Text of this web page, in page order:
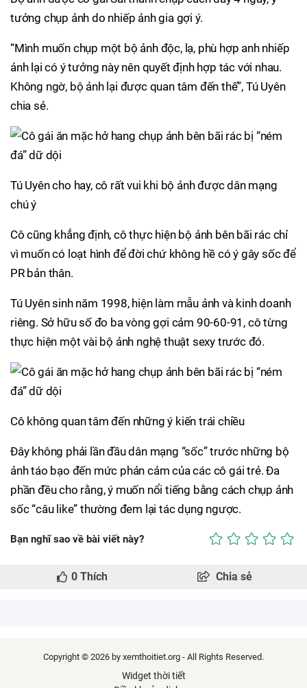
tưởng chụp ảnh do nhiếp ảnh gia gợi ý.
“Mình muốn chụp một bộ ảnh độc, lạ, phù hợp anh nhiếp
ảnh lại có ý tưởng này nên quyết định hợp tác với nhau.
Không ngờ, bộ ảnh lại được quan tâm đến thế”, Tú Uyên
chia sẻ.
Tú Uyên cho hay, cô rất vui khi bộ ảnh được dân mạng
chú ý
Cô cũng khẳng định, cô thực hiện bộ ảnh bên bãi rác chỉ
vì muốn có loạt hình để đời chứ không hề có ý gây sốc để
PR bản thân.
Tú Uyên sinh năm 1998, hiện làm mẫu ảnh và kinh doanh
riêng. Sở hữu số đo ba vòng gợi cảm 90-60-91, cô từng
thực hiện một vài bộ ảnh nghệ thuật sexy trước đó.
Cô không quan tâm đến những ý kiến trái chiều
Đây không phải lần đầu dân mạng “sốc” trước những bộ
ảnh táo bạo đến mức phản cảm của các cô gái trẻ. Đa
phần đều cho rằng, ý muốn nổi tiếng bằng cách chụp ảnh
sốc “câu like” thường đem lại tác dụng ngược.
Bạn nghĩ sao về bài viết này?
0 Thích Chia sẻ
Copyright © 2026 by xemthoitiet.org - All Rights Reserved.
Widget thời tiết